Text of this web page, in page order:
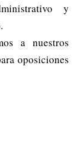
y
a nuestros
oposiciones